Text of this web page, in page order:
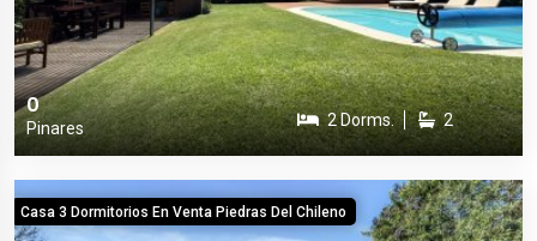
0
Pinares 2 Dorms. 2
Casa 3 Dormitorios En Venta Piedras Del Chileno